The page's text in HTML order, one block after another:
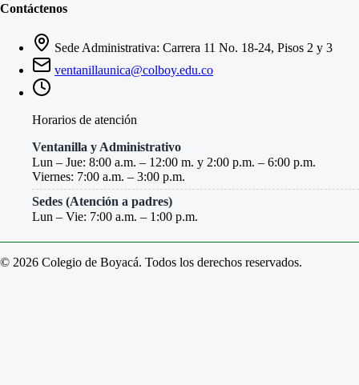
Contáctenos
Sede Administrativa: Carrera 11 No. 18-24, Pisos 2 y 3
ventanillaunica@colboy.edu.co
Horarios de atención
Ventanilla y Administrativo
Lun – Jue: 8:00 a.m. – 12:00 m. y 2:00 p.m. – 6:00 p.m.
Viernes: 7:00 a.m. – 3:00 p.m.
Sedes (Atención a padres)
Lun – Vie: 7:00 a.m. – 1:00 p.m.
© 2026 Colegio de Boyacá. Todos los derechos reservados.